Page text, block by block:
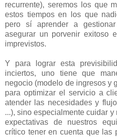
recurrente), seremos los que
estos tiempos en los que
pero sí aprender a
asegurar un porvenir exitoso
imprevistos.
Y para lograr esta
inciertos, uno tiene que
negocio (modelo de ingresos y
para optimizar el servicio a
atender las necesidades y
...), sino especialmente cuidar
expectativas de nuestros
crítico tener en cuenta que las